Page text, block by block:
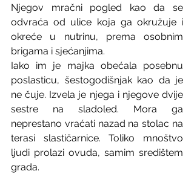
Njegov mračni pogled kao da se
odvraća od ulice koja ga okružuje i
okreće u nutrinu, prema osobnim
brigama i sjećanjima.
Iako im je majka obećala posebnu
poslasticu, šestogodišnjak kao da je
ne čuje. Izvela je njega i njegove dvije
sestre na sladoled. Mora ga
neprestano vraćati nazad na stolac na
terasi slastičarnice. Toliko mnoštvo
ljudi prolazi ovuda, samim središtem
grada.